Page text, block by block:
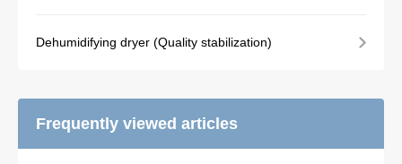
Dehumidifying dryer (Quality stabilization)
Frequently viewed articles